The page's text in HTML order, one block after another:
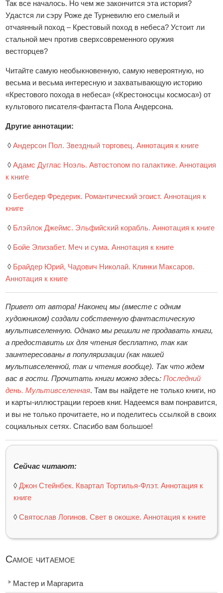
Так все началось. Но чем же закончится эта история?
Удастся ли сэру Роже де Турневилю его смелый и
отчаянный поход – Крестовый поход в небеса? Устоит ли
стальной меч против сверхсовременного оружия
вестгорцев?
Читайте самую необыкновенную, самую невероятную, но
весьма и весьма интересную и захватывающую историю
«Крестового похода в небеса» («Крестоносцы космоса») от
культового писателя-фантаста Пола Андерсона.
Другие аннотации:
◊Андерсон Пол. Звездный торговец. Аннотация к книге
◊Адамс Дуглас Ноэль. Автостопом по галактике. Аннотация
к книге
◊ Бегбедер Фредерик. Романтический эгоист. Аннотация к
книге
◊ Блэйлок Джеймс. Эльфийский корабль. Аннотация к книге
◊ Бойе Элизабет. Меч и сума. Аннотация к книге
◊ Брайдер Юрий, Чадович Николай. Клинки Максаров.
Аннотация к книге
Привет от автора! Наконец мы (вместе с одним
художником) создали собственную фантастическую
мультивселенную. Однако мы решили не продавать книги,
а предоставить их для чтения бесплатно, так как
заинтересованы в популяризации (как нашей
мультивселенной, так и чтения вообще). Так что ждем
вас в гости. Прочитать книги можно здесь:Последний
день. Мультивселенная. Там вы найдете не только книги, но
и карты-иллюстрации героев книг. Надеемся вам понравится,
и вы не только прочитаете, но и поделитесь ссылкой в своих
социальных сетях. Спасибо вам большое!
Сейчас читают:
◊Джон Стейнбек. Квартал Тортилья-Флэт. Аннотация к
книге
◊Святослав Логинов. Свет в окошке. Аннотация к книге
Самое читаемое
Мастер и Маргарита